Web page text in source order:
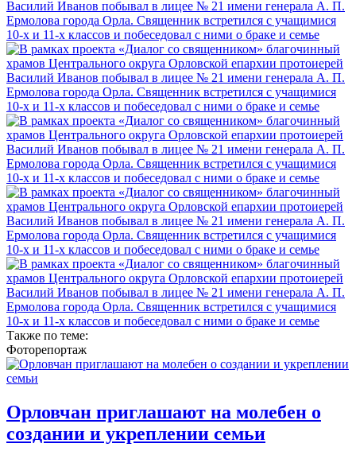
Также по теме:
Фоторепортаж
Орловчан приглашают на молебен о
создании и укреплении семьи